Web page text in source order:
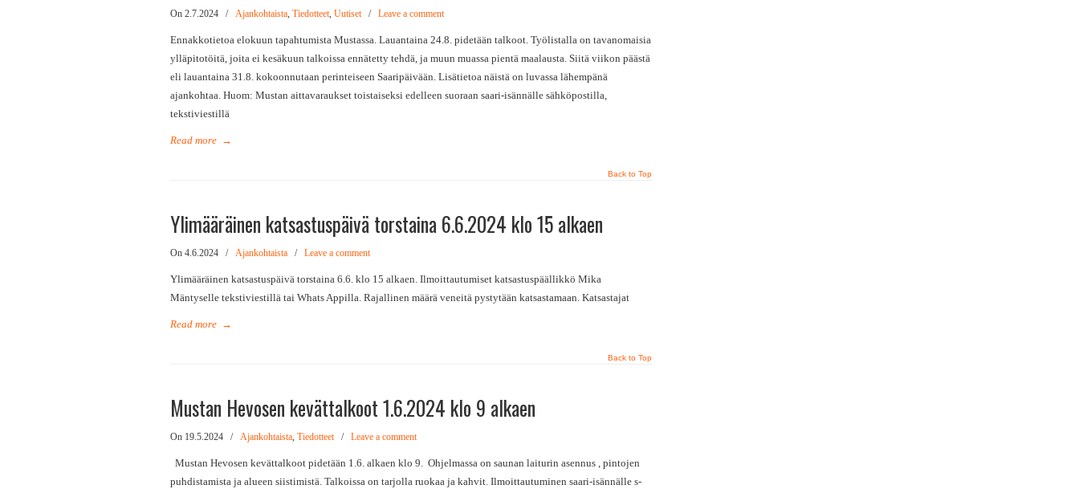
On 2.7.2024 / Ajankohtaista, Tiedotteet, Uutiset / Leave a comment
Ennakkotietoa elokuun tapahtumista Mustassa. Lauantaina 24.8. pidetään talkoot. Työlistalla on tavanomaisia
ylläpitotöitä, joita ei kesäkuun talkoissa ennätetty tehdä, ja muun muassa pientä maalausta. Siitä viikon päästä
eli lauantaina 31.8. kokoonnutaan perinteiseen Saaripäivään. Lisätietoa näistä on luvassa lähempänä
ajankohtaa. Huom: Mustan aittavaraukset toistaiseksi edelleen suoraan saari-isännälle sähköpostilla,
tekstiviestillä
Read more →
Back to Top
Ylimääräinen katsastuspäivä torstaina 6.6.2024 klo 15 alkaen
On 4.6.2024 / Ajankohtaista / Leave a comment
Ylimääräinen katsastuspäivä torstaina 6.6. klo 15 alkaen. Ilmoittautumiset katsastuspäällikkö Mika
Mäntyselle tekstiviestillä tai Whats Appilla. Rajallinen määrä veneitä pystytään katsastamaan. Katsastajat
Read more →
Back to Top
Mustan Hevosen kevättalkoot 1.6.2024 klo 9 alkaen
On 19.5.2024 / Ajankohtaista, Tiedotteet / Leave a comment
Mustan Hevosen kevättalkoot pidetään 1.6. alkaen klo 9. Ohjelmassa on saunan laiturin asennus , pintojen
puhdistamista ja alueen siistimistä. Talkoissa on tarjolla ruokaa ja kahvit. Ilmoittautuminen saari-isännälle s-